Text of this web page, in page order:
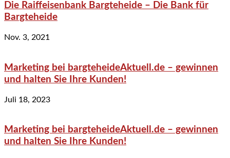
Die Raiffeisenbank Bargteheide – Die Bank für
Bargteheide
Nov. 3, 2021
Marketing bei bargteheideAktuell.de – gewinnen
und halten Sie Ihre Kunden!
Juli 18, 2023
Marketing bei bargteheideAktuell.de – gewinnen
und halten Sie Ihre Kunden!